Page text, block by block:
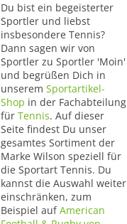
Du bist ein begeisterter
Sportler und liebst
insbesondere Tennis?
Dann sagen wir von
Sportler zu Sportler 'Moin'
und begrüßen Dich in
unserem Sportartikel-
Shop in der Fachabteilung
für Tennis. Auf dieser
Seite findest Du unser
gesamtes Sortiment der
Marke Wilson speziell für
die Sportart Tennis. Du
kannst die Auswahl weiter
einschränken, zum
Beispiel aufAmerican